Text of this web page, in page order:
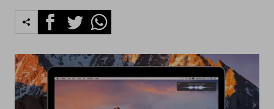
FacebookTwitterWhatsapp